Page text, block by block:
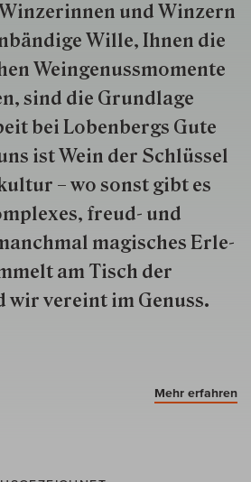
und Win­zern
Wille, Ihnen die
Wein­genuss­momente
sind die Grund­lage
bei Lobenbergs Gute
ist Wein der Schlüs­sel
– wo sonst gibt es
freud- und
ma­gisch­es Er­le­
am Tisch der
wir ver­eint im Genuss.
Mehr erfahren